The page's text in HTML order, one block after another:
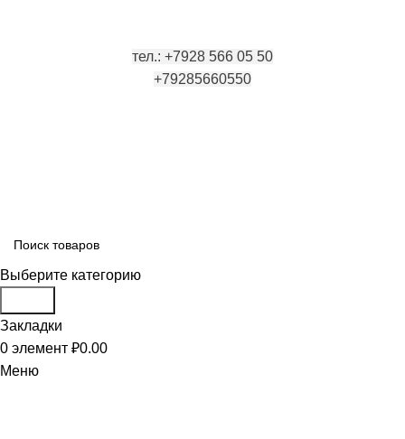
тел.: +7928 566 05 50
+79285660550
Выберите категорию
Закладки
0 элемент ₽0.00
Меню